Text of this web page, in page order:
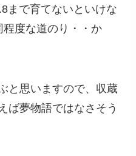
まで育てないといけな
度な道のり・・か
と思いますので、収蔵
ば夢物語ではなさそう